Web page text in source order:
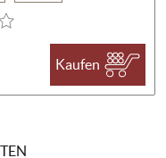
Kaufen